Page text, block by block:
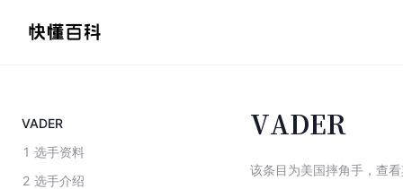
VADER
1 选手资料
2 选手介绍
VADER
该条目为美国摔角手 ， 查看